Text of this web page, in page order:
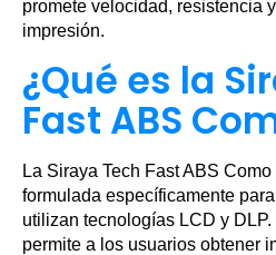
promete velocidad, resistencia
impresión.
¿Qué es la
Fast ABS
La Siraya Tech Fast ABS
formulada específicamente
utilizan tecnologías LCD y
permite a los usuarios obtener